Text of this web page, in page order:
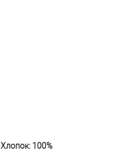
Хлопок: 100%